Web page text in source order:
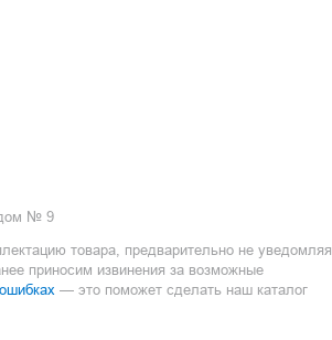
дом № 9
товара, предварительно не уведомляя
приносим извинения за возможные
— это поможет сделать наш каталог